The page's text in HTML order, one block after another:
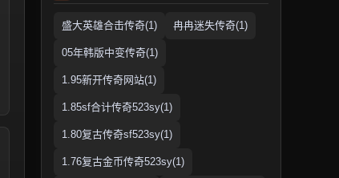
盛大英雄合击传奇(1) 冉冉迷失传奇(1)
05年韩版中变传奇(1)
1.95新开传奇网站(1)
1.85sf合计传奇523sy(1)
1.80复古传奇sf523sy(1)
1.76复古金币传奇523sy(1)